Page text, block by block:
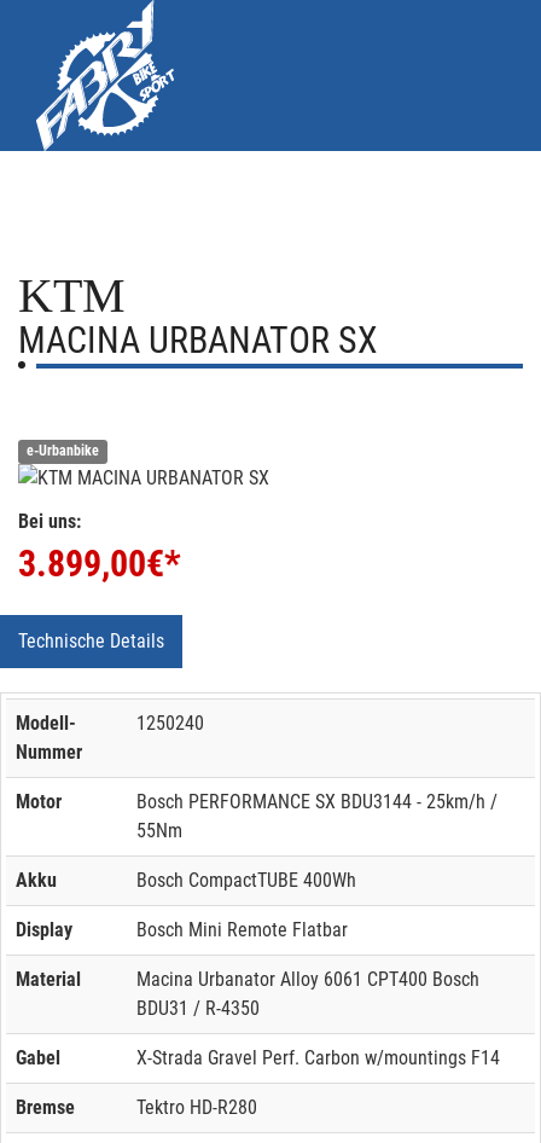
KTM
MACINA URBANATOR SX
e-Urbanbike
Bei uns:
3.899,00€*
Technische Details
Modell-
Nummer
1250240
Motor
Bosch PERFORMANCE SX BDU3144 - 25km/h /
55Nm
Akku Bosch CompactTUBE 400Wh
Display Bosch Mini Remote Flatbar
Material
Macina Urbanator Alloy 6061 CPT400 Bosch
BDU31 / R-4350
Gabel X-Strada Gravel Perf. Carbon w/mountings F14
Bremse Tektro HD-R280